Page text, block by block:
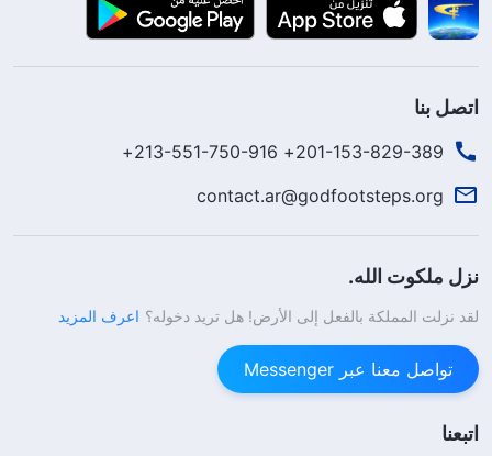
اتصل بنا
201-153-829-389+ 213-551-750-916+
contact.ar@godfootsteps.org
نزل ملكوت الله.
لقد نزلت المملكة بالفعل إلى الأرض! هل تريد دخوله؟ اعرف المزيد
تواصل معنا عبر Messenger
اتبعنا